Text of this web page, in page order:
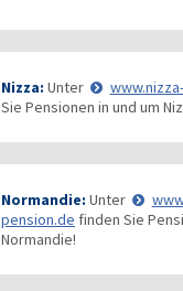
Nizza: Unter
Sie Pensionen in und um
Normandie: Unter
pension.de finden Sie
Normandie!